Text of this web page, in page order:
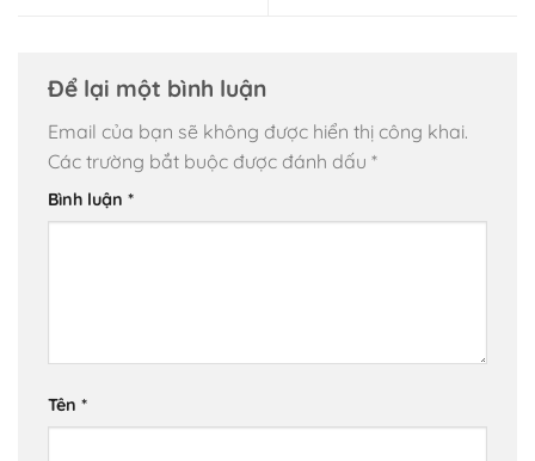
Để lại một bình luận
Email của bạn sẽ không được hiển thị công khai.
Các trường bắt buộc được đánh dấu *
Bình luận *
Tên *